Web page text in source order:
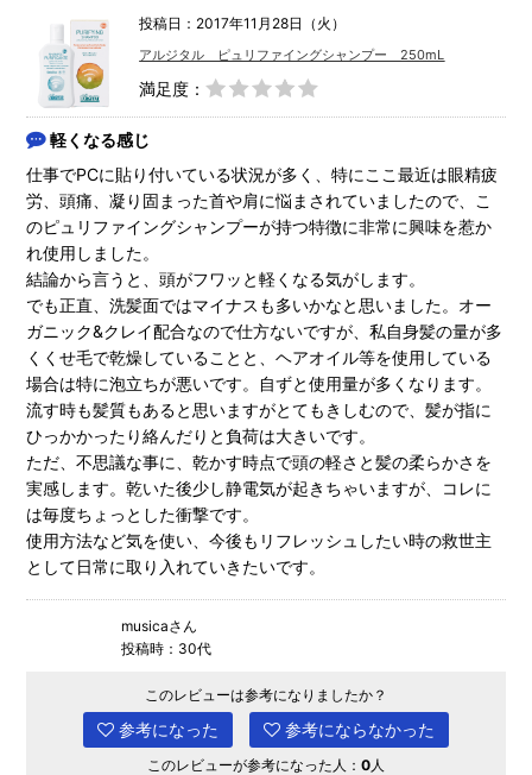
投稿日：2017年11月28日（火）
アルジタル ピュリファイングシャンプー 250mL
満足度：
軽くなる感じ
仕事でPCに貼り付いている状況が多く、特にここ最近は眼精疲
労、頭痛、凝り固まった首や肩に悩まされていましたので、こ
のピュリファイングシャンプーが持つ特徴に非常に興味を惹か
れ使用しました。
結論から言うと、頭がフワッと軽くなる気がします。
でも正直、洗髪面ではマイナスも多いかなと思いました。オー
ガニック&クレイ配合なので仕方ないですが、私自身髪の量が多
くくせ毛で乾燥していることと、ヘアオイル等を使用している
場合は特に泡立ちが悪いです。自ずと使用量が多くなります。
流す時も髪質もあると思いますがとてもきしむので、髪が指に
ひっかかったり絡んだりと負荷は大きいです。
ただ、不思議な事に、乾かす時点で頭の軽さと髪の柔らかさを
実感します。乾いた後少し静電気が起きちゃいますが、コレに
は毎度ちょっとした衝撃です。
使用方法など気を使い、今後もリフレッシュしたい時の救世主
として日常に取り入れていきたいです。
musicaさん
投稿時：30代
このレビューは参考になりましたか？
参考になった 参考にならなかった
このレビューが参考になった人： 0 人